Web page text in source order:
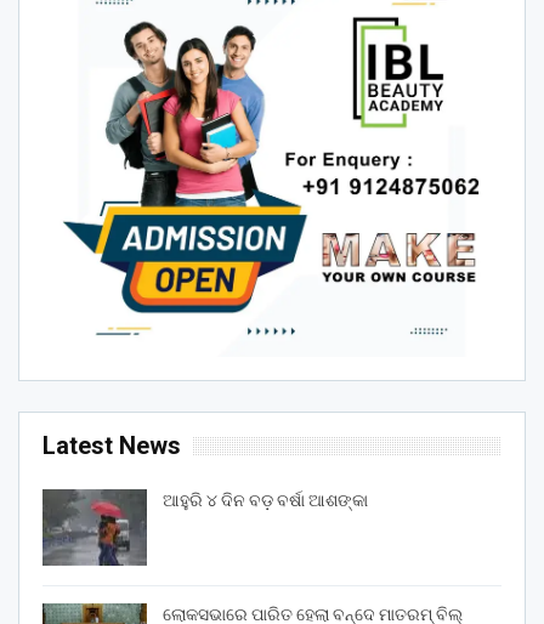
Latest News
ଆହୁରି ୪ ଦିନ ବଡ଼ ବର୍ଷା ଆଶଙ୍କା
ଲୋକସଭାରେ ପାରିତ ହେଲା ବନ୍ଦେ ମାତରମ୍‌ ବିଲ୍‌